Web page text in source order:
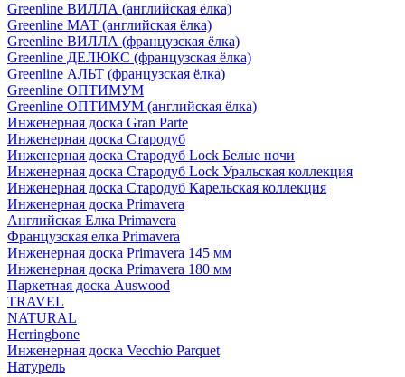
Greenline ВИЛЛА (английская ёлка)
Greenline МАТ (английская ёлка)
Greenline ВИЛЛА (французская ёлка)
Greenline ДЕЛЮКС (французская ёлка)
Greenline АЛЬТ (французская ёлка)
Greenline ОПТИМУМ
Greenline ОПТИМУМ (английская ёлка)
Инженерная доска Gran Parte
Инженерная доска Стародуб
Инженерная доска Стародуб Lock Белые ночи
Инженерная доска Стародуб Lock Уральская коллекция
Инженерная доска Стародуб Карельская коллекция
Инженерная доска Primavera
Английская Елка Primavera
Французская елка Primavera
Инженерная доска Primavera 145 мм
Инженерная доска Primavera 180 мм
Паркетная доска Auswood
TRAVEL
NATURAL
Herringbone
Инженерная доска Vecchio Parquet
Натурель